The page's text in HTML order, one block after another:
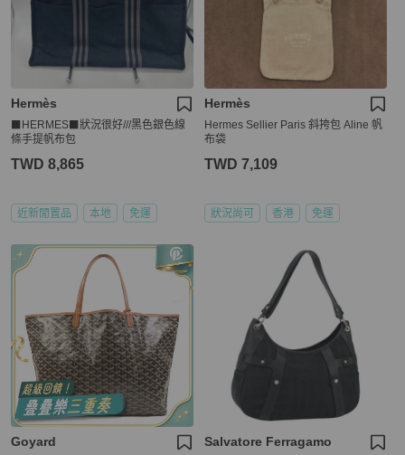
Hermès
⬛HERMES⬛狀況很好///黑色銀色線
條手提帆布包
TWD 8,865
近新閒置品 本地 免運
Hermès
Hermes Sellier Paris 斜挎包 Aline 帆
布袋
TWD 7,109
狀況尚可 香港 免運
Goyard Salvatore Ferragamo